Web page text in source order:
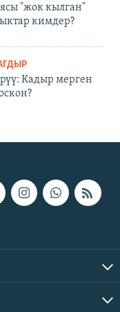
"жок кылган"
кимдер?
Кадыр мерген